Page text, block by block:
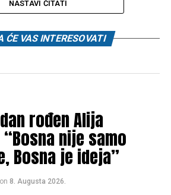
NASTAVI ČITATI
ĆE VAS INTERESOVATI
rođen Alija
nije samo
Bosna je ideja”
on 8. Augusta 2026.